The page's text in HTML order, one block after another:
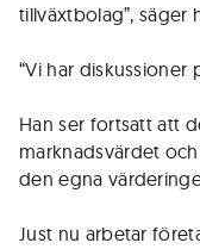
tillväxtbolag”, säger
“Vi har diskussioner
Han ser fortsatt att
marknadsvärdet
den egna
Just nu arbetar